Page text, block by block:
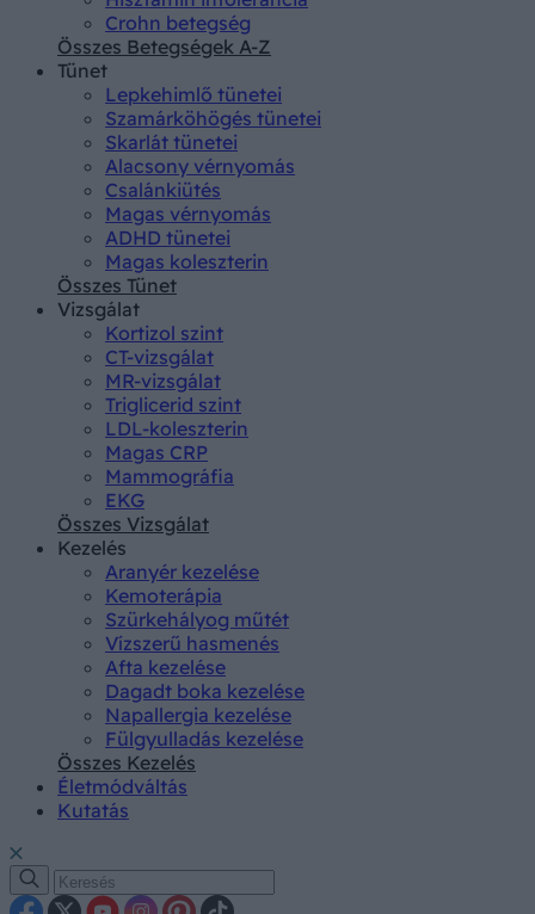
Crohn betegség
Összes Betegségek A-Z
Tünet
Lepkehimlő tünetei
Szamárköhögés tünetei
Skarlát tünetei
Alacsony vérnyomás
Csalánkiütés
Magas vérnyomás
ADHD tünetei
Magas koleszterin
Összes Tünet
Vizsgálat
Kortizol szint
CT-vizsgálat
MR-vizsgálat
Triglicerid szint
LDL-koleszterin
Magas CRP
Mammográfia
EKG
Összes Vizsgálat
Kezelés
Aranyér kezelése
Kemoterápia
Szürkehályog műtét
Vízszerű hasmenés
Afta kezelése
Dagadt boka kezelése
Napallergia kezelése
Fülgyulladás kezelése
Összes Kezelés
Életmódváltás
Kutatás